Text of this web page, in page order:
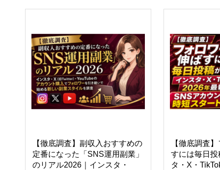
【徹底調査】副収入おすすめの
定番になった「SNS運用副業」
のリアル2026｜インスタ・
【徹底調査
すには毎日
タ・X・